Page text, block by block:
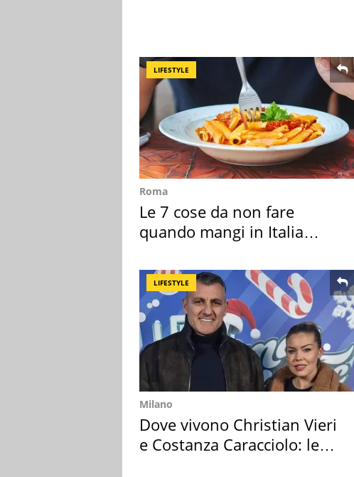
LIFESTYLE
Roma
Le 7 cose da non fare
quando mangi in Italia
LIFESTYLE
Milano
Dove vivono Christian Vieri
e Costanza Caracciolo: le